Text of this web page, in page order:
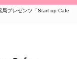
局プレゼンツ「Start up Cafe